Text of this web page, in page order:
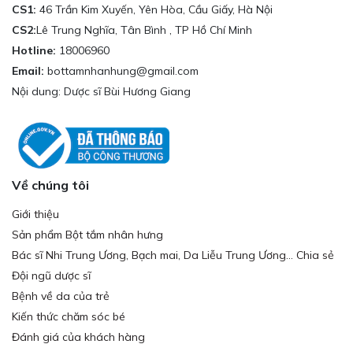
CS1: 46 Trần Kim Xuyến, Yên Hòa, Cầu Giấy, Hà Nội
CS2:Lê Trung Nghĩa, Tân Bình , TP Hồ Chí Minh
Hotline: 18006960
Email: bottamnhanhung@gmail.com
Nội dung: Dược sĩ Bùi Hương Giang
Về chúng tôi
Giới thiệu
Sản phẩm Bột tắm nhân hưng
Bác sĩ Nhi Trung Ương, Bạch mai, Da Liễu Trung Ương... Chia sẻ
Đội ngũ dược sĩ
Bệnh về da của trẻ
Kiến thức chăm sóc bé
Đánh giá của khách hàng